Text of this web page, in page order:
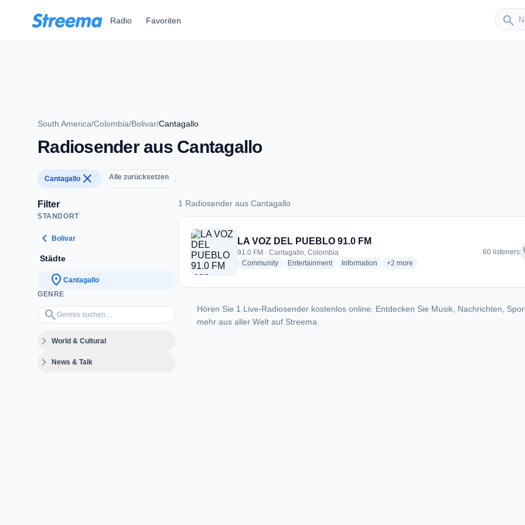
Radio Favoriten search
Sender
South America/Colombia/Bolivar/Cantagallo
Radiosender aus Cantagallo
Cantagallo close Alle zurücksetzen
Filter
STANDORT
chevron_left Bolivar
Städte
location_on Cantagallo
GENRE
search
Genres suchen…
expand_moreWorld & Cultural
expand_moreNews & Talk
1 Radiosender aus Cantagallo
1 Radiosender aus Cantagallo
LA VOZ DEL PUEBLO 91.0 FM
91.0 FM · Cantagallo, Colombia
Communityradio stations
Entertainmentradio stations
Information radio stations
+2 more genres for LA VOZ DEL PUEBLO
more
60 listeners
Hören Sie 1 Live-Radiosender kostenlos online. Entdecken Sie Musik, Nachrichten,
mehr aus aller Welt auf Streema.